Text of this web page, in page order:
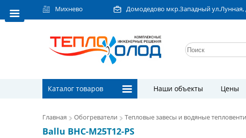
Михнево Домодедово мкр.Западный ул.Лунная,
Каталог товаров Наши объекты Цены
Главная Обогреватели Тепловые завесы и водяные
Ballu BHC-M25T12-PS